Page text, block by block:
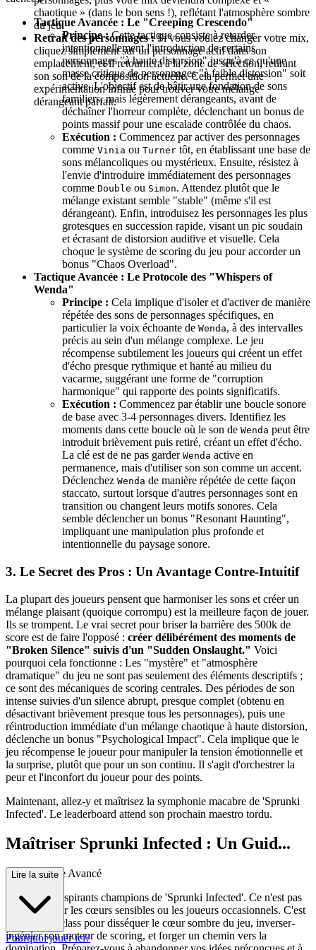
chaotique » (dans le bon sens !), reflétant l'atmosphère sombre
du jeu.
Retrait des personnages :Si vous voulez changer votre mix,
cliquez simplement sur un personnage actif dans son
emplacement, et il retournera à la zone de sélection, retirant
son son de la composition actuelle. Cela permet une
expérimentation infinie pour trouver votre mélange
dérangeant parfait.
Tactique Avancée : Le "Creeping Crescendo"
Principe :Cette tactique consiste à retarder
intentionnellement l'introduction de certains
personnages "à haute distorsion" jusqu'à ce qu'une
masse critique de personnages "à faible distorsion" soit
active. L'objectif est de bâtir une fondation de sons
familiers, mais légèrement dérangeants, avant de
déchaîner l'horreur complète, déclenchant un bonus de
points massif pour une escalade contrôlée du chaos.
Exécution : Commencez par activer des personnages
comme Vinia ou Turner tôt, en établissant une base de
sons mélancoliques ou mystérieux. Ensuite, résistez à
l'envie d'introduire immédiatement des personnages
comme Double ou Simon. Attendez plutôt que le
mélange existant semble "stable" (même s'il est
dérangeant). Enfin, introduisez les personnages les plus
grotesques en succession rapide, visant un pic soudain
et écrasant de distorsion auditive et visuelle. Cela
choque le système de scoring du jeu pour accorder un
bonus "Chaos Overload".
Tactique Avancée : Le Protocole des "Whispers of
Wenda"
Principe : Cela implique d'isoler et d'activer de manière
répétée des sons de personnages spécifiques, en
particulier la voix échoante de Wenda, à des intervalles
précis au sein d'un mélange complexe. Le jeu
récompense subtilement les joueurs qui créent un effet
d'écho presque rythmique et hanté au milieu du
vacarme, suggérant une forme de "corruption
harmonique" qui rapporte des points significatifs.
Exécution : Commencez par établir une boucle sonore
de base avec 3-4 personnages divers. Identifiez les
moments dans cette boucle où le son de Wenda peut être
introduit brièvement puis retiré, créant un effet d'écho.
La clé est de ne pas garder Wenda active en
permanence, mais d'utiliser son son comme un accent.
Déclenchez Wenda de manière répétée de cette façon
staccato, surtout lorsque d'autres personnages sont en
transition ou changent leurs motifs sonores. Cela
semble déclencher un bonus "Resonant Haunting",
impliquant une manipulation plus profonde et
intentionnelle du paysage sonore.
3. Le Secret des Pros : Un Avantage Contre-Intuitif
La plupart des joueurs pensent que harmoniser les sons et créer un
mélange plaisant (quoique corrompu) est la meilleure façon de jouer.
Ils se trompent. Le vrai secret pour briser la barrière des 500k de
score est de faire l'opposé : créer délibérément des moments de
"Broken Silence" suivis d'un "Sudden Onslaught." Voici
pourquoi cela fonctionne : Les "mystère" et "atmosphère
dramatique" du jeu ne sont pas seulement des éléments descriptifs ;
ce sont des mécaniques de scoring centrales. Des périodes de son
intense suivies d'un silence abrupt, presque complet (obtenu en
désactivant brièvement presque tous les personnages), puis une
réintroduction immédiate d'un mélange chaotique à haute distorsion,
déclenche un bonus "Psychological Impact". Cela implique que le
jeu récompense le joueur pour manipuler la tension émotionnelle et
la surprise, plutôt que pour un son continu. Il s'agit d'orchestrer la
peur et l'inconfort du joueur pour des points.
Maintenant, allez-y et maîtrisez la symphonie macabre de 'Sprunki
Infected'. Le leaderboard attend son prochain maestro tordu.
Maîtriser Sprunki Infected : Un Guid...
e de Stratégie Avancé
Bienvenue, aspirants champions de 'Sprunki Infected'. Ce n'est pas
un guide pour les cœurs sensibles ou les joueurs occasionnels. C'est
votre masterclass pour disséquer le cœur sombre du jeu, inverser-
ingénier son moteur de scoring, et forger un chemin vers la
Lire la suite
Pourquoi jouer ici?